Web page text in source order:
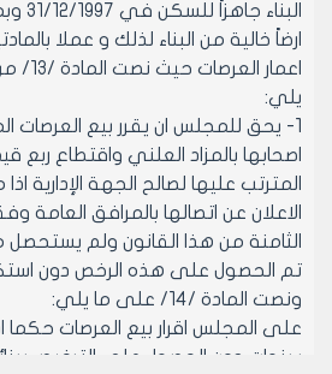
اعمار
يلي:
1- يحق للمجلس ان يقرر بيع العرصات
اصحابها بالمزاد العلني واقتطاع ربع
المترتب عليها لصالح الجهة الإدارية
الاعلان عن اتصالها بالمرافق العامة
الثامنة من هذا القانون ولم يستحصل
تم الحصول على هذه الرخص دون
ونصت المادة /14/ على ما يلي:
على المجلس اقرار بيع العرصات
سنوات دون الحصول على الترخيص